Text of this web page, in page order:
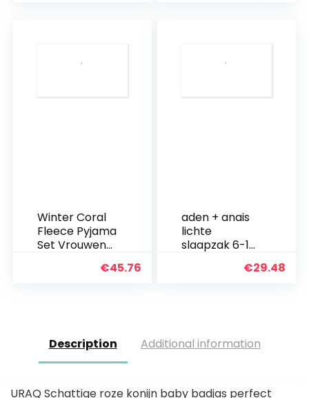
Gown 0-6 jaar
Winter Coral
Fleece Pyjama
Set Vrouwen
Flanel Velvet
Home
€45.76
aden + anais
lichte
slaapzak 6-18
€29.48
Description Additional information
URAQ Schattige roze konijn baby badjas perfect